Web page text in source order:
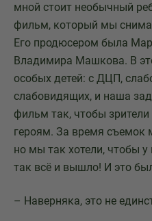
мной стоит необычный
фильм, который мы
Его продюсером была
Владимира Машкова. В
особых детей: с ДЦП,
слабовидящих, и наша
фильм так, чтобы
героям. За время съемок
но мы так хотели, чтобы у
так всё и вышло! И это
– Наверняка, это не